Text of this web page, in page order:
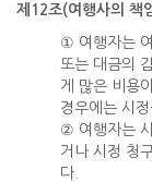
제12조(여행사의 책
① 여행자는
또는 대금의
게 많은 비용
경우에는 시
② 여행자는
거나 시정 청
다.